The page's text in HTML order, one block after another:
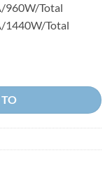
960W/Total
1440W/Total